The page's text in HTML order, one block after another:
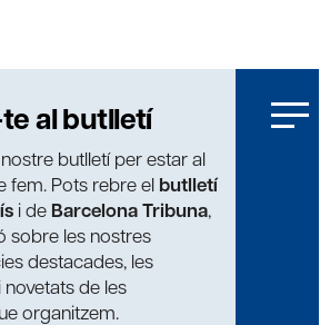
al butlletí
butlletí per estar al
fem. Pots rebre el butlletí
i de Barcelona Tribuna,
sobre les nostres
destacades, les
de les
organitzem.